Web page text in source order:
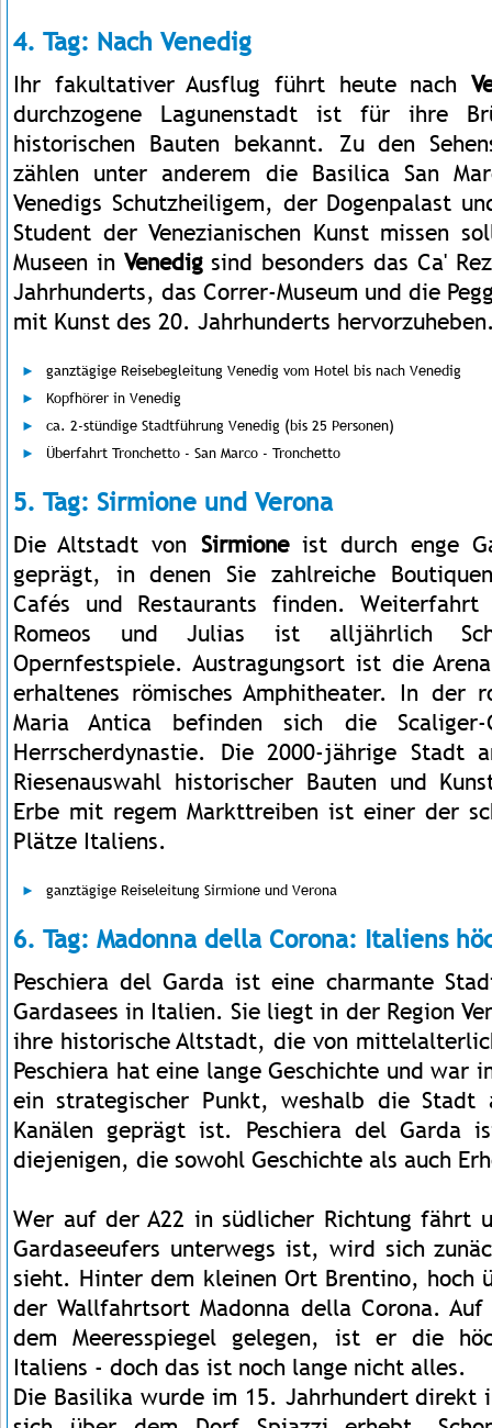
4. Tag: Nach Venedig
Ihr fakultativer Ausflug führt heute nach
durchzogene Lagunenstadt ist für ihre
historischen Bauten bekannt. Zu den
zählen unter anderem die Basilica San
Venedigs Schutzheiligem, der Dogenpalast
Student der Venezianischen Kunst missen
Museen in Venedigsind besonders das Ca'
Jahrhunderts, das Correr-Museum und die
mit Kunst des 20. Jahrhunderts
ganztägige Reisebegleitung Venedig vom Hotel bis nach Venedig
Kopfhörer in Venedig
ca. 2-stündige Stadtführung Venedig (bis 25 Personen)
Überfahrt Tronchetto - San Marco - Tronchetto
5. Tag: Sirmione und Verona
Die Altstadt von Sirmione ist durch enge
geprägt, in denen Sie zahlreiche
Cafés und Restaurants finden.
Romeos und Julias ist alljährlich
Opernfestspiele. Austragungsort ist die
erhaltenes römisches Amphitheater. In der
Maria Antica befinden sich die Scaliger-
Herrscherdynastie. Die 2000-jährige Stadt
Riesenauswahl historischer Bauten und
Erbe mit regem Markttreiben ist einer der
Plätze Italiens.
ganztägige Reiseleitung Sirmione und Verona
6. Tag: Madonna della Corona: Italiens
Peschiera del Garda ist eine charmante
Gardasees in Italien. Sie liegt in der Region
ihre historische Altstadt, die von
Peschiera hat eine lange Geschichte und war
ein strategischer Punkt, weshalb die Stadt
Kanälen geprägt ist. Peschiera del Garda
diejenigen, die sowohl Geschichte als auch
Wer auf der A22 in südlicher Richtung fährt
Gardaseeufers unterwegs ist, wird sich
sieht. Hinter dem kleinen Ort Brentino, hoch
der Wallfahrtsort Madonna della Corona.
dem Meeresspiegel gelegen, ist er die
Italiens - doch das ist noch lange nicht alles.
Die Basilika wurde im 15. Jahrhundert direkt